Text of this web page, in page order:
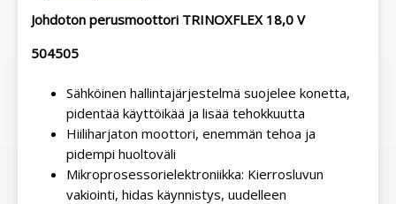
Johdoton perusmoottori TRINOXFLEX 18,0 V
504505
Sähköinen hallintajärjestelmä suojelee konetta,
pidentää käyttöikää ja lisää tehokkuutta
Hiiliharjaton moottori, enemmän tehoa ja
pidempi huoltoväli
Mikroprosessorielektroniikka: Kierrosluvun
vakiointi, hidas käynnistys, uudelleen